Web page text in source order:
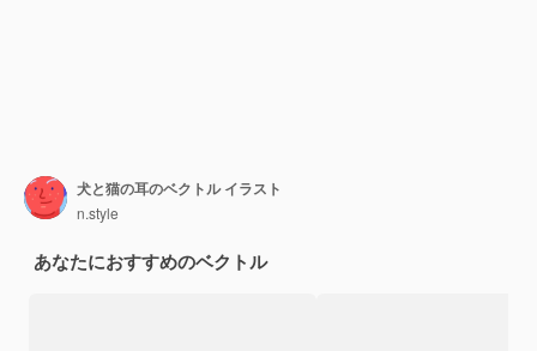
犬と猫の耳のベクトル イラスト
n.style
あなたにおすすめのベクトル